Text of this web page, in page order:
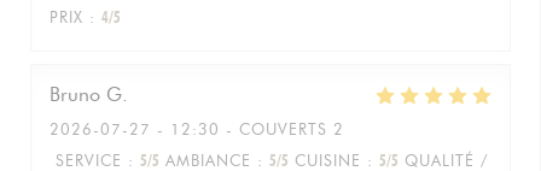
PRIX : 4/5
Bruno G
2026-07-27 - 12:30 - COUVERTS 2
SERVICE : 5/5 AMBIANCE : 5/5 CUISINE : 5/5 QUALITÉ /